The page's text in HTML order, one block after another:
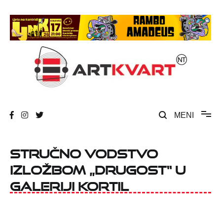
content
MENI
Stručno vodstvo
izložbom „Drugost“ u
Galeriji Kortil